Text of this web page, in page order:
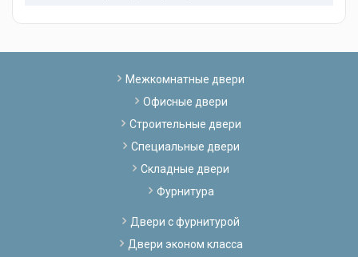
Межкомнатные двери
Офисные двери
Строительные двери
Специальные двери
Складные двери
Фурнитура
Двери с фурнитурой
Двери эконом класса